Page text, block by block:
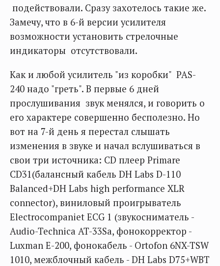
подействовали. Сразу захотелось такие же.
Замечу, что в 6-й версии усилителя
возможности установить стрелочные
индикаторы отсутствовали.
Как и любой усилитель "из коробки" PAS-
240 надо "греть". В первые 6 дней
прослушивания звук менялся, и говорить о
его характере совершенно бесполезно. Но
вот на 7-й день я перестал слышать
изменения в звуке и начал вслушиваться в
свои три источника: CD плеер Primare
CD31(балансный кабель DH Labs D-110
Balanced+DH Labs high performance XLR
connector), виниловый проигрыватель
Electrocompaniet ECG 1 (звукосниматель -
Audio-Technica AT-33Sa, фонокорректор -
Luxman E-200, фонокабель - Ortofon 6NX-TSW
1010, межблочный кабель - DH Labs D75+WBT